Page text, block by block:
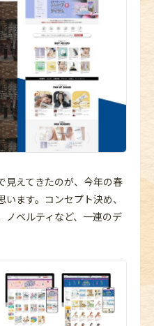
見えてきたのが、今年の春
ます。コンセプト決め、
ノベルティなど、一連のデ